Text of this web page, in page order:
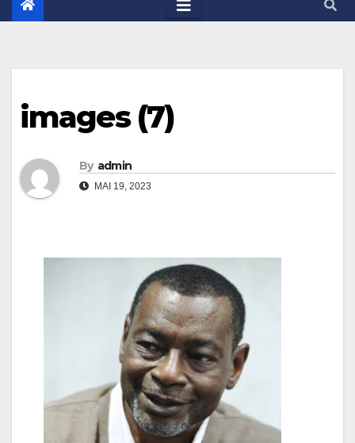
images (7)
By admin
MAI 19, 2023